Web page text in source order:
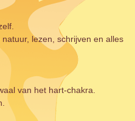
lezen, schrijven en alles
van het hart-chakra.